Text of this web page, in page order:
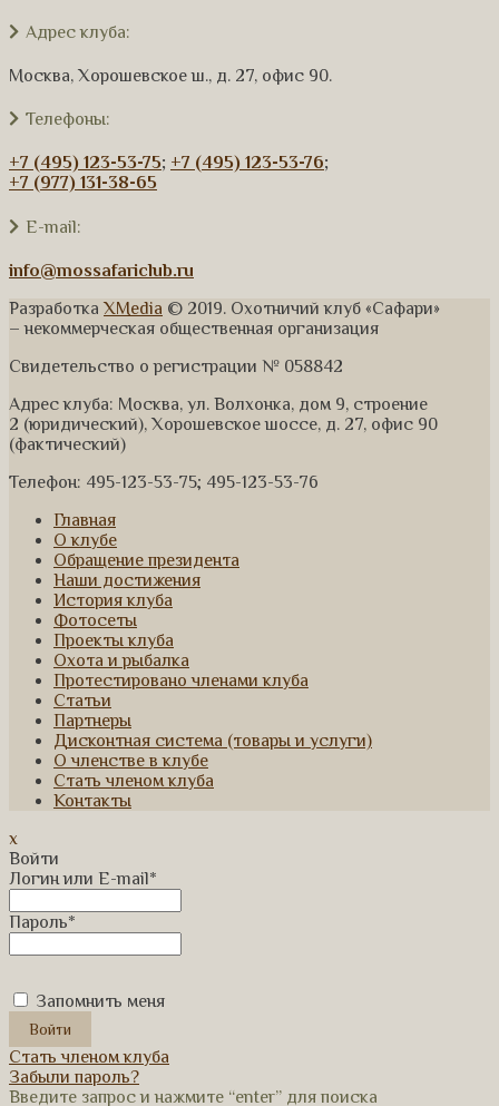
Адрес клуба:
Москва, Хорошевское ш., д. 27, офис 90.
Телефоны:
+7 (495) 123-53-75; +7 (495) 123-53-76;
+7 (977) 131-38-65
E-mail:
info@mossafariclub.ru
Разработка XMedia © 2019. Охотничий клуб «Сафари»
– некоммерческая общественная организация
Свидетельство о регистрации № 058842
Адрес клуба: Москва, ул. Волхонка, дом 9, строение
2 (юридический), Хорошевское шоссе, д. 27, офис 90
(фактический)
Телефон: 495-123-53-75; 495-123-53-76
Главная
О клубе
Обращение президента
Наши достижения
История клуба
Фотосеты
Проекты клуба
Охота и рыбалка
Протестировано членами клуба
Статьи
Партнеры
Дисконтная система (товары и услуги)
О членстве в клубе
Стать членом клуба
Контакты
x
Войти
Логин или E-mail*
Пароль*
Запомнить меня
Стать членом клуба
Забыли пароль?
Введите запрос и нажмите “enter” для поиска